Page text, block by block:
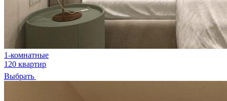
1-комнатные
120 квартир
Выбрать